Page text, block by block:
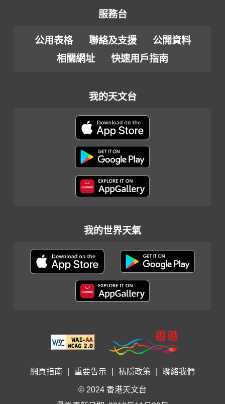
服務台
公用表格 聯絡及支援
公開資料
相關網址
快速用戶指南
我的天文台
我的世界天氣
網頁指南 重要告示 私隱政策 聯絡我們
© 2024 香港天文台